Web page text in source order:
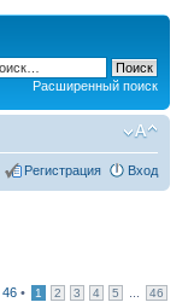
Расширенный поиск
Регистрация Вход
46 • 1 2 3 4 5 46